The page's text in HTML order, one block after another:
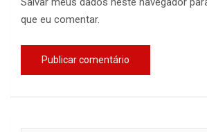
que eu comentar.